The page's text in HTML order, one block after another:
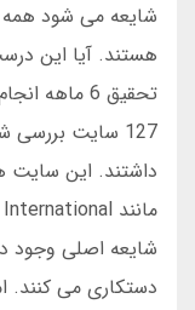
شایعه می شود
تحقیق 6
داشتند. این
شایعه اصلی وجود
دستکاری می